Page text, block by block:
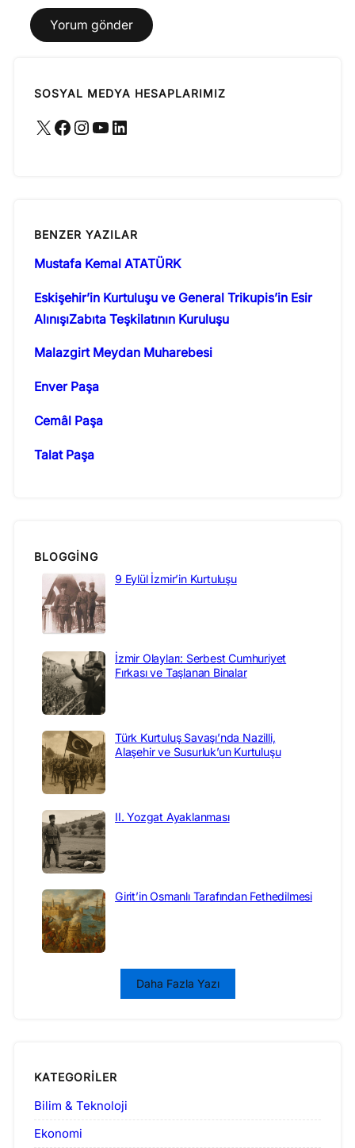
SOSYAL MEDYA HESAPLARIMIZ
X Facebook Instagram YouTube LinkedIn
BENZER YAZILAR
Mustafa Kemal ATATÜRK
Eskişehir’in Kurtuluşu ve General Trikupis’in Esir
AlınışıZabıta Teşkilatının Kuruluşu
Malazgirt Meydan Muharebesi
Enver Paşa
Cemâl Paşa
Talat Paşa
BLOGGING
9 Eylül İzmir’in Kurtuluşu
İzmir Olayları: Serbest Cumhuriyet
Fırkası ve Taşlanan Binalar
Türk Kurtuluş Savaşı’nda Nazilli,
Alaşehir ve Susurluk’un Kurtuluşu
II. Yozgat Ayaklanması
Girit’in Osmanlı Tarafından Fethedilmesi
Daha Fazla Yazı
KATEGORILER
Bilim & Teknoloji
Ekonomi